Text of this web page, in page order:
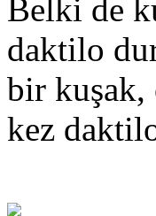
Belki de
daktilo
bir kuşak,
kez